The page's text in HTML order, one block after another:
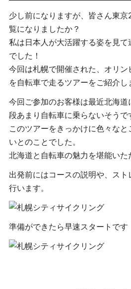
少し前になりますが、皆さん東
覧になりましたか？
私は日本人が大活躍する姿を見て
でした！
今回は札幌で開催された、オリン
を自転車で走るツアーをご紹介し
今回ご参加のお客様は最近北海
段あまり自転車に乗らないそうで
このツアーをきっかけに色々な
いとのことでした。
北海道と自転車の魅力を堪能いた
出発前にはコースの説明や、スト
行います。
準備ができたら早速スタートです